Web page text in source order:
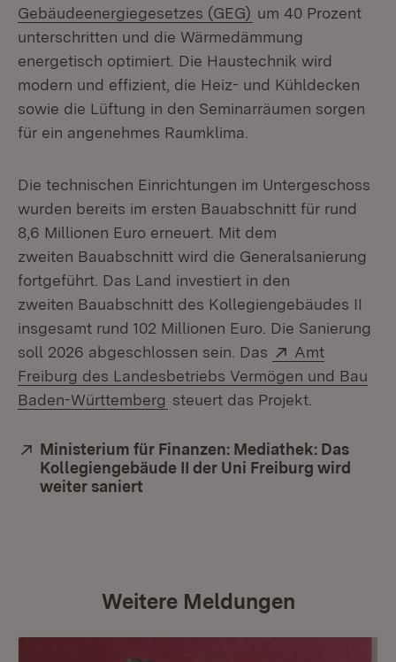
Gebäudeenergiegesetzes (GEG) (Öffnet in neuem
um 40 Prozent
unterschritten und die Wärmedämmung
energetisch optimiert. Die Haustechnik wird
modern und effizient, die Heiz- und Kühldecken
sowie die Lüftung in den Seminarräumen sorgen
für ein angenehmes Raumklima.
Die technischen Einrichtungen im Untergeschoss
wurden bereits im ersten Bauabschnitt für rund
8,6 Millionen Euro erneuert. Mit dem
zweiten Bauabschnitt wird die Generalsanierung
fortgeführt. Das Land investiert in den
zweiten Bauabschnitt des Kollegiengebäudes II
insgesamt rund 102 Millionen Euro. Die Sanierung
soll 2026 abgeschlossen sein. Das
Extern:
Amt
Freiburg des Landesbetriebs Vermögen und Bau
Baden-Württemberg (Öffnet in neuem Fenster)
steuert das Projekt.
Extern:
Ministerium für Finanzen: Mediathek: Das
Kollegiengebäude II der Uni Freiburg wird
weiter saniert
Weitere Meldungen